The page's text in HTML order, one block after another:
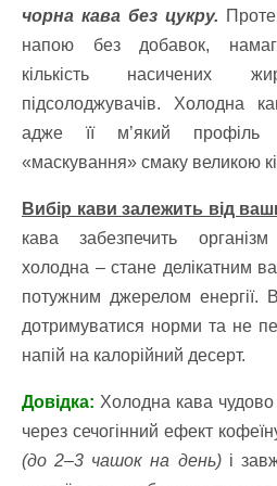
чорна кава без цукру.
напою без добавок,
кількість насичених
підсолоджувачів. Холодна
адже її м’який профіль
«маскування» смаку великою
Вибір кави залежить від
кава забезпечить
холодна – стане делікатним
потужним джерелом енергії.
дотримуватися норми та не
напій на калорійний десерт.
Довідка: Холодна кава
через сечогінний ефект
(до 2–3 чашок на день)і